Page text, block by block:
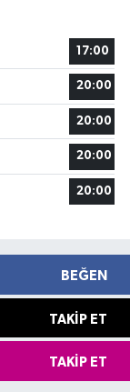
17:00
20:00
20:00
20:00
20:00
BEĞEN
TAKIP ET
TAKIP ET